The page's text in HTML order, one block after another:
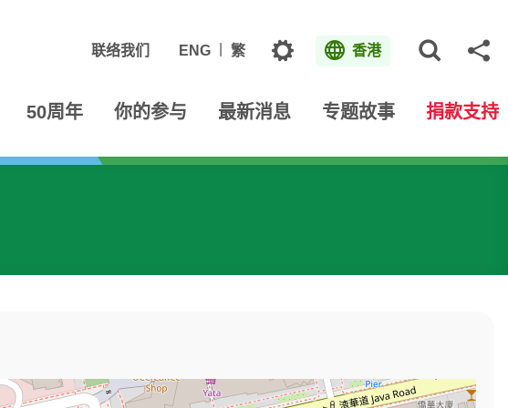
联络我们 ENG 繁 主题 香港
50周年 你的参与 最新消息 专题故事 捐款支持